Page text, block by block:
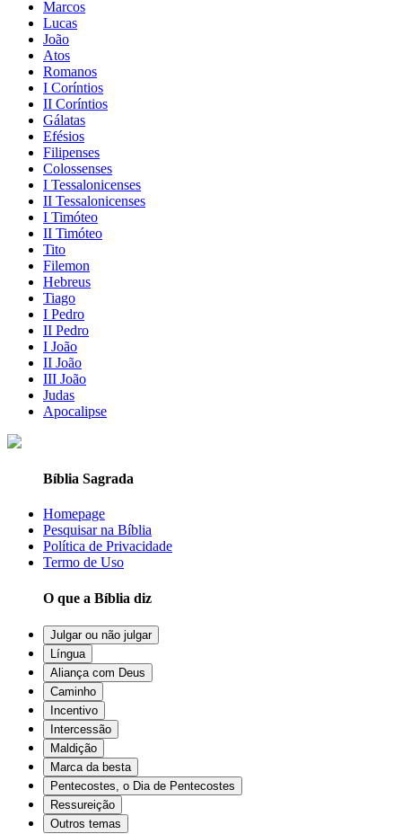
Marcos
Lucas
João
Atos
Romanos
I Coríntios
II Coríntios
Gálatas
Efésios
Filipenses
Colossenses
I Tessalonicenses
II Tessalonicenses
I Timóteo
II Timóteo
Tito
Filemon
Hebreus
Tiago
I Pedro
II Pedro
I João
II João
III João
Judas
Apocalipse
Bíblia Sagrada
Homepage
Pesquisar na Bíblia
Política de Privacidade
Termo de Uso
O que a Bíblia diz
Julgar ou não julgar
Língua
Aliança com Deus
Caminho
Incentivo
Intercessão
Maldição
Marca da besta
Pentecostes, o Dia de Pentecostes
Ressureição
Outros temas